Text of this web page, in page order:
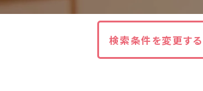
東海
静岡県(44) 愛知県
検索条件を変更する